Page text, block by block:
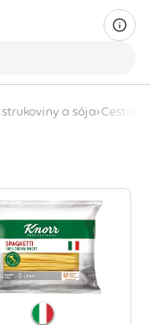
strukoviny a sója›